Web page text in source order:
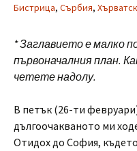
Бистрица, Сърбия,
* Заглавието е малко
първоначалния план.
четете надолу.
В петък (26-ти
дългоочакваното ми
Отидох до София,